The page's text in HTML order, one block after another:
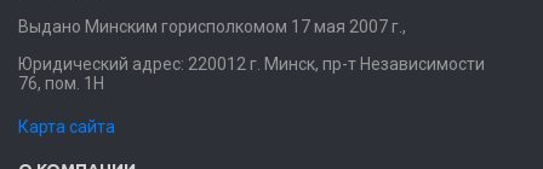
Выдано Минским горисполкомом 17 мая 2007 г.,
Юридический адрес: 220012 г. Минск, пр-т Независимости
76, пом. 1Н
Карта сайта